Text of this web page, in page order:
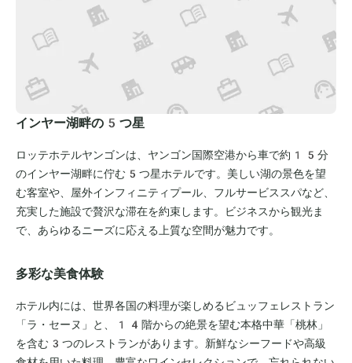
インヤー湖畔の5つ星
ロッテホテルヤンゴンは、ヤンゴン国際空港から車で約15分
のインヤー湖畔に佇む5つ星ホテルです。美しい湖の景色を望
む客室や、屋外インフィニティプール、フルサービススパなど、
充実した施設で贅沢な滞在を約束します。ビジネスから観光ま
で、あらゆるニーズに応える上質な空間が魅力です。
多彩な美食体験
ホテル内には、世界各国の料理が楽しめるビュッフェレストラン
「ラ・セーヌ」と、14階からの絶景を望む本格中華「桃林」
を含む3つのレストランがあります。新鮮なシーフードや高級